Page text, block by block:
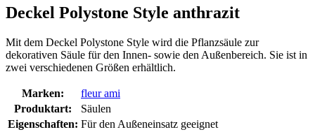
Deckel Polystone Style anthrazit
Mit dem Deckel Polystone Style wird die Pflanzsäule zur
dekorativen Säule für den Innen- sowie den Außenbereich. Sie ist in
zwei verschiedenen Größen erhältlich.
Marken:
fleur ami
Produktart:
Säulen
Eigenschaften: Für den Außeneinsatz geeignet